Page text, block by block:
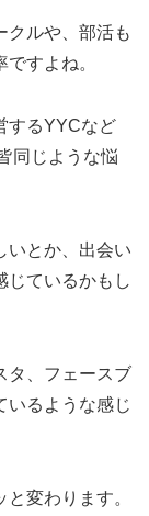
クルや、部活も
すよね。
するYYCなど
同じような悩
いとか、出会い
じているかもし
タ、フェースブ
いるような感じ
変わります。